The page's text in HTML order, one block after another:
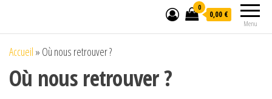
Menu
0
0,00 €
Accueil » Où nous retrouver ?
Où nous retrouver ?